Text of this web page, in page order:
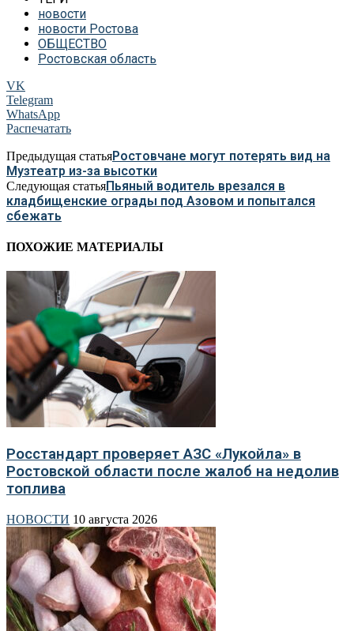
новости
новости Ростова
ОБЩЕСТВО
Ростовская область
VK
Telegram
WhatsApp
Распечатать
Предыдущая статьяРостовчане могут потерять вид на
Музтеатр из-за высотки
Следующая статьяПьяный водитель врезался в
кладбищенские ограды под Азовом и попытался
сбежать
ПОХОЖИЕ МАТЕРИАЛЫ
Росстандарт проверяет АЗС «Лукойла» в
Ростовской области после жалоб на недолив
топлива
НОВОСТИ 10 августа 2026